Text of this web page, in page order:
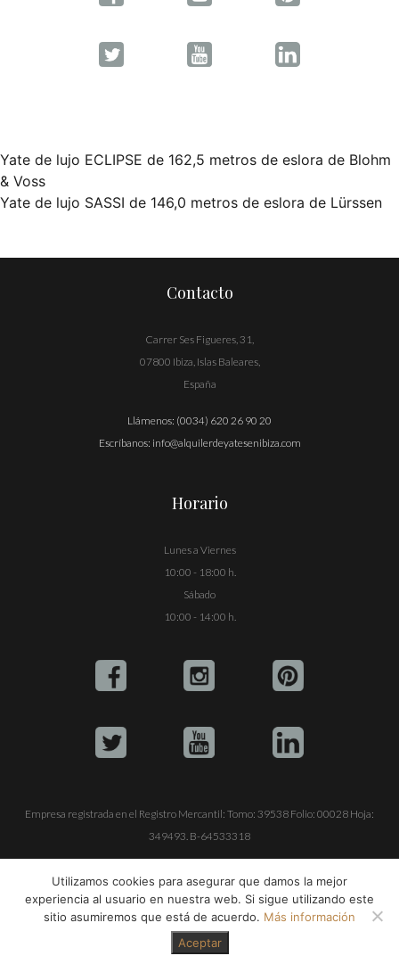
Navegación
de
Yate de lujo ECLIPSE de 162,5 metros de eslora de Blohm
& Voss
Yate de lujo SASSI de 146,0 metros de eslora de Lürssen
Contacto
Carrer Ses Figueres, 31,
07800 Ibiza, Islas Baleares,
España
Llámenos: (0034) 620 26 90 20
Escríbanos: info@alquilerdeyatesenibiza.com
Horario
Lunes a Viernes
10:00 - 18:00 h.
Sábado
10:00 - 14:00 h.
Empresa registrada en el Registro Mercantil: Tomo: 39538 Folio: 00028 Hoja:
349493. B-64533318
ALQUILER DE YATES EN IBIZA S.L.
Utilizamos cookies para asegurar que damos la mejor
experiencia al usuario en nuestra web. Si sigue utilizando este
sitio asumiremos que está de acuerdo. Más información
Aceptar